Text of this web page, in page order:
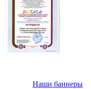
Наши баннеры